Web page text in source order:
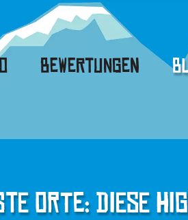
Bewertungen
Orte: Diese